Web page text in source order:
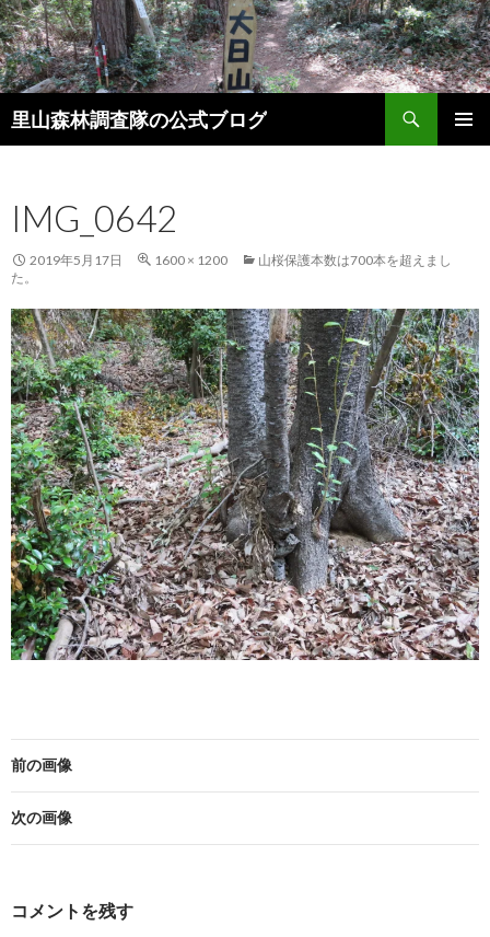
里山森林調査隊の公式ブログ
索
ン
ツ
へ
ス
ッ
プ
IMG_0642
2019年5月17日 1600 × 1200
山桜保護本数は700本を超えまし
た。
前の画像
次の画像
コメントを残す